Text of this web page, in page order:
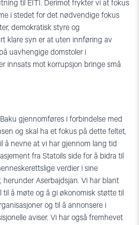
til EITI. Derimot frykter vi at fokus
i stedet for det nødvendige fokus
demokratisk styre og
klare syn er at uten innføring av
uavhengige domstoler i
innsats mot korrupsjon bringe små
gjennomføres i forbindelse med
og skal ha et fokus på dette feltet,
å nevne at vi har gjennom lang tid
fra Statoils side for å bidra til
verdier i sine
herunder Aserbajdsjan. Vi har blant
å møte og å gi økonomisk støtte til
og til å annonsere i
aviser. Vi har også fremhevet